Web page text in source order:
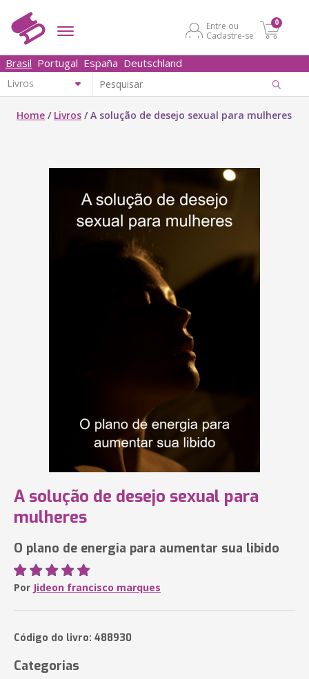
Entre ou
Cadastre-se
0
Brasil Portugal España Deutschland
Home / Livros /A solução de desejo sexual para mulheres
A solução de desejo sexual para
mulheres
O plano de energia para aumentar sua libido
Por Jideon francisco marques
Código do livro: 488930
Categorias